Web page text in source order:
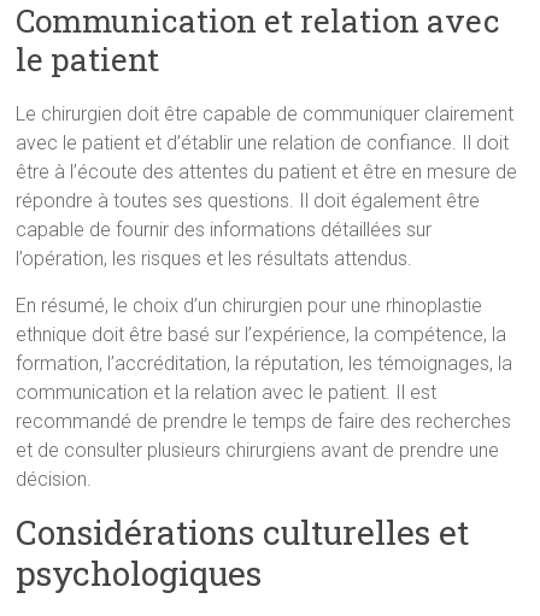
Communication et relation avec
le patient
Le chirurgien doit être capable de communiquer clairement
avec le patient et d’établir une relation de confiance. Il doit
être à l’écoute des attentes du patient et être en mesure de
répondre à toutes ses questions. Il doit également être
capable de fournir des informations détaillées sur
l’opération, les risques et les résultats attendus.
En résumé, le choix d’un chirurgien pour une rhinoplastie
ethnique doit être basé sur l’expérience, la compétence, la
formation, l’accréditation, la réputation, les témoignages, la
communication et la relation avec le patient. Il est
recommandé de prendre le temps de faire des recherches
et de consulter plusieurs chirurgiens avant de prendre une
décision.
Considérations culturelles et
psychologiques